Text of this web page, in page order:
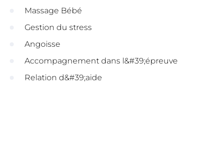
Massage Bébé
Gestion du stress
Angoisse
Accompagnement dans l&#39;épreuve
Relation d&#39;aide